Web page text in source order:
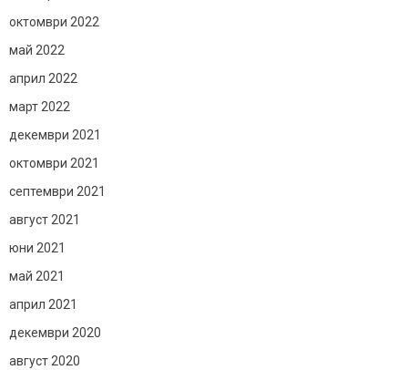
октомври 2022
май 2022
април 2022
март 2022
декември 2021
октомври 2021
септември 2021
август 2021
юни 2021
май 2021
април 2021
декември 2020
август 2020